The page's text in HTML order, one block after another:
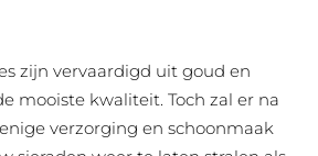
zijn vervaardigd uit goud en
mooiste kwaliteit. Toch zal er na
verzorging en schoonmaak